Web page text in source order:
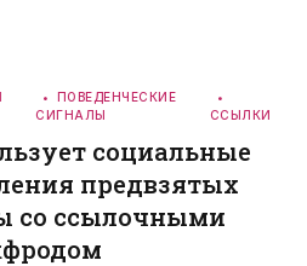
ПОВЕДЕНЧЕСКИЕ
СИГНАЛЫ
ССЫЛКИ
социальные
предвзятых
со ссылочными